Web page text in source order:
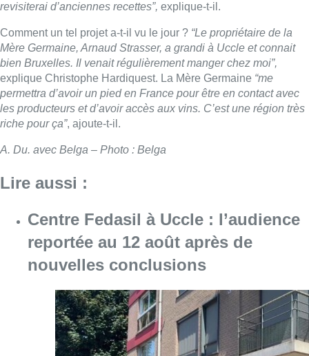
revisiterai d’anciennes recettes”, explique-t-il.
Comment un tel projet a-t-il vu le jour ? “Le propriétaire de la
Mère Germaine, Arnaud Strasser, a grandi à Uccle et connait
bien Bruxelles. Il venait régulièrement manger chez moi”,
explique Christophe Hardiquest. La Mère Germaine “me
permettra d’avoir un pied en France pour être en contact avec
les producteurs et d’avoir accès aux vins. C’est une région très
riche pour ça”, ajoute-t-il.
A. Du. avec Belga – Photo : Belga
Lire aussi :
Centre Fedasil à Uccle : l’audience
reportée au 12 août après de
nouvelles conclusions